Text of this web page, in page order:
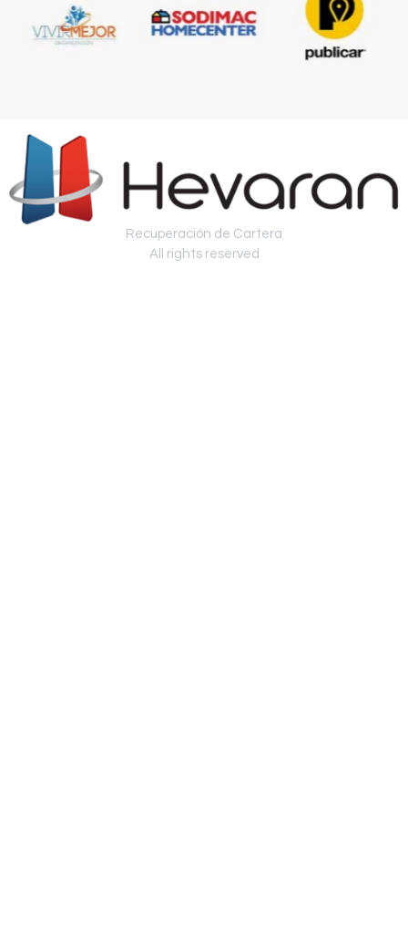
Recuperación de Cartera
All rights reserved